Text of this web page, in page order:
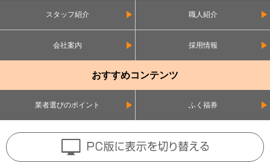
スタッフ紹介 職人紹介
会社案内 採用情報
おすすめコンテンツ
業者選びのポイント ふく福券